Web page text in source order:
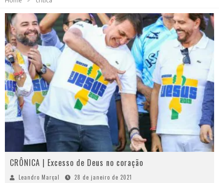
CRÔNICA | Excesso de Deus no coração
Leandro Marçal
28 de janeiro de 2021